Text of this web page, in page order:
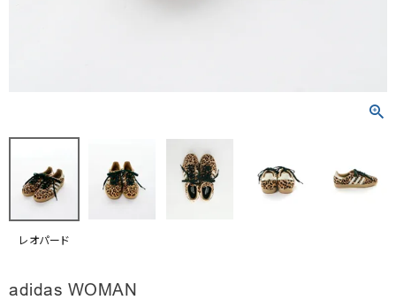
はじめてご利用の方へ
お問い合わせ
レオパード
adidas WOMAN